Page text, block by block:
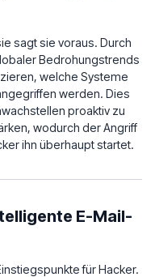
sagt sie voraus. Durch
Bedrohungstrends
welche Systeme
werden. Dies
proaktiv zu
wodurch der Angriff
ihn überhaupt startet.
E-Mail-
für Hacker.